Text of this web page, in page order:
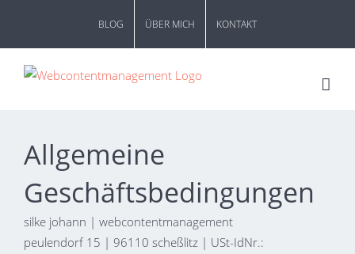
springen
BLOG ÜBER MICH KONTAKT
Allgemeine
Geschäftsbedingungen
silke johann | webcontentmanagement
peulendorf 15 | 96110 scheßlitz | USt-IdNr.: